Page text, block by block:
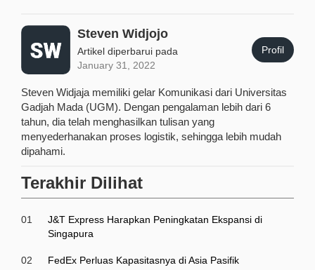
Steven Widjojo
Artikel diperbarui pada
January 31, 2022
Profil
Steven Widjaja memiliki gelar Komunikasi dari Universitas
Gadjah Mada (UGM). Dengan pengalaman lebih dari 6
tahun, dia telah menghasilkan tulisan yang
menyederhanakan proses logistik, sehingga lebih mudah
dipahami.
Terakhir Dilihat
01
J&T Express Harapkan Peningkatan Ekspansi di
Singapura
02 FedEx Perluas Kapasitasnya di Asia Pasifik